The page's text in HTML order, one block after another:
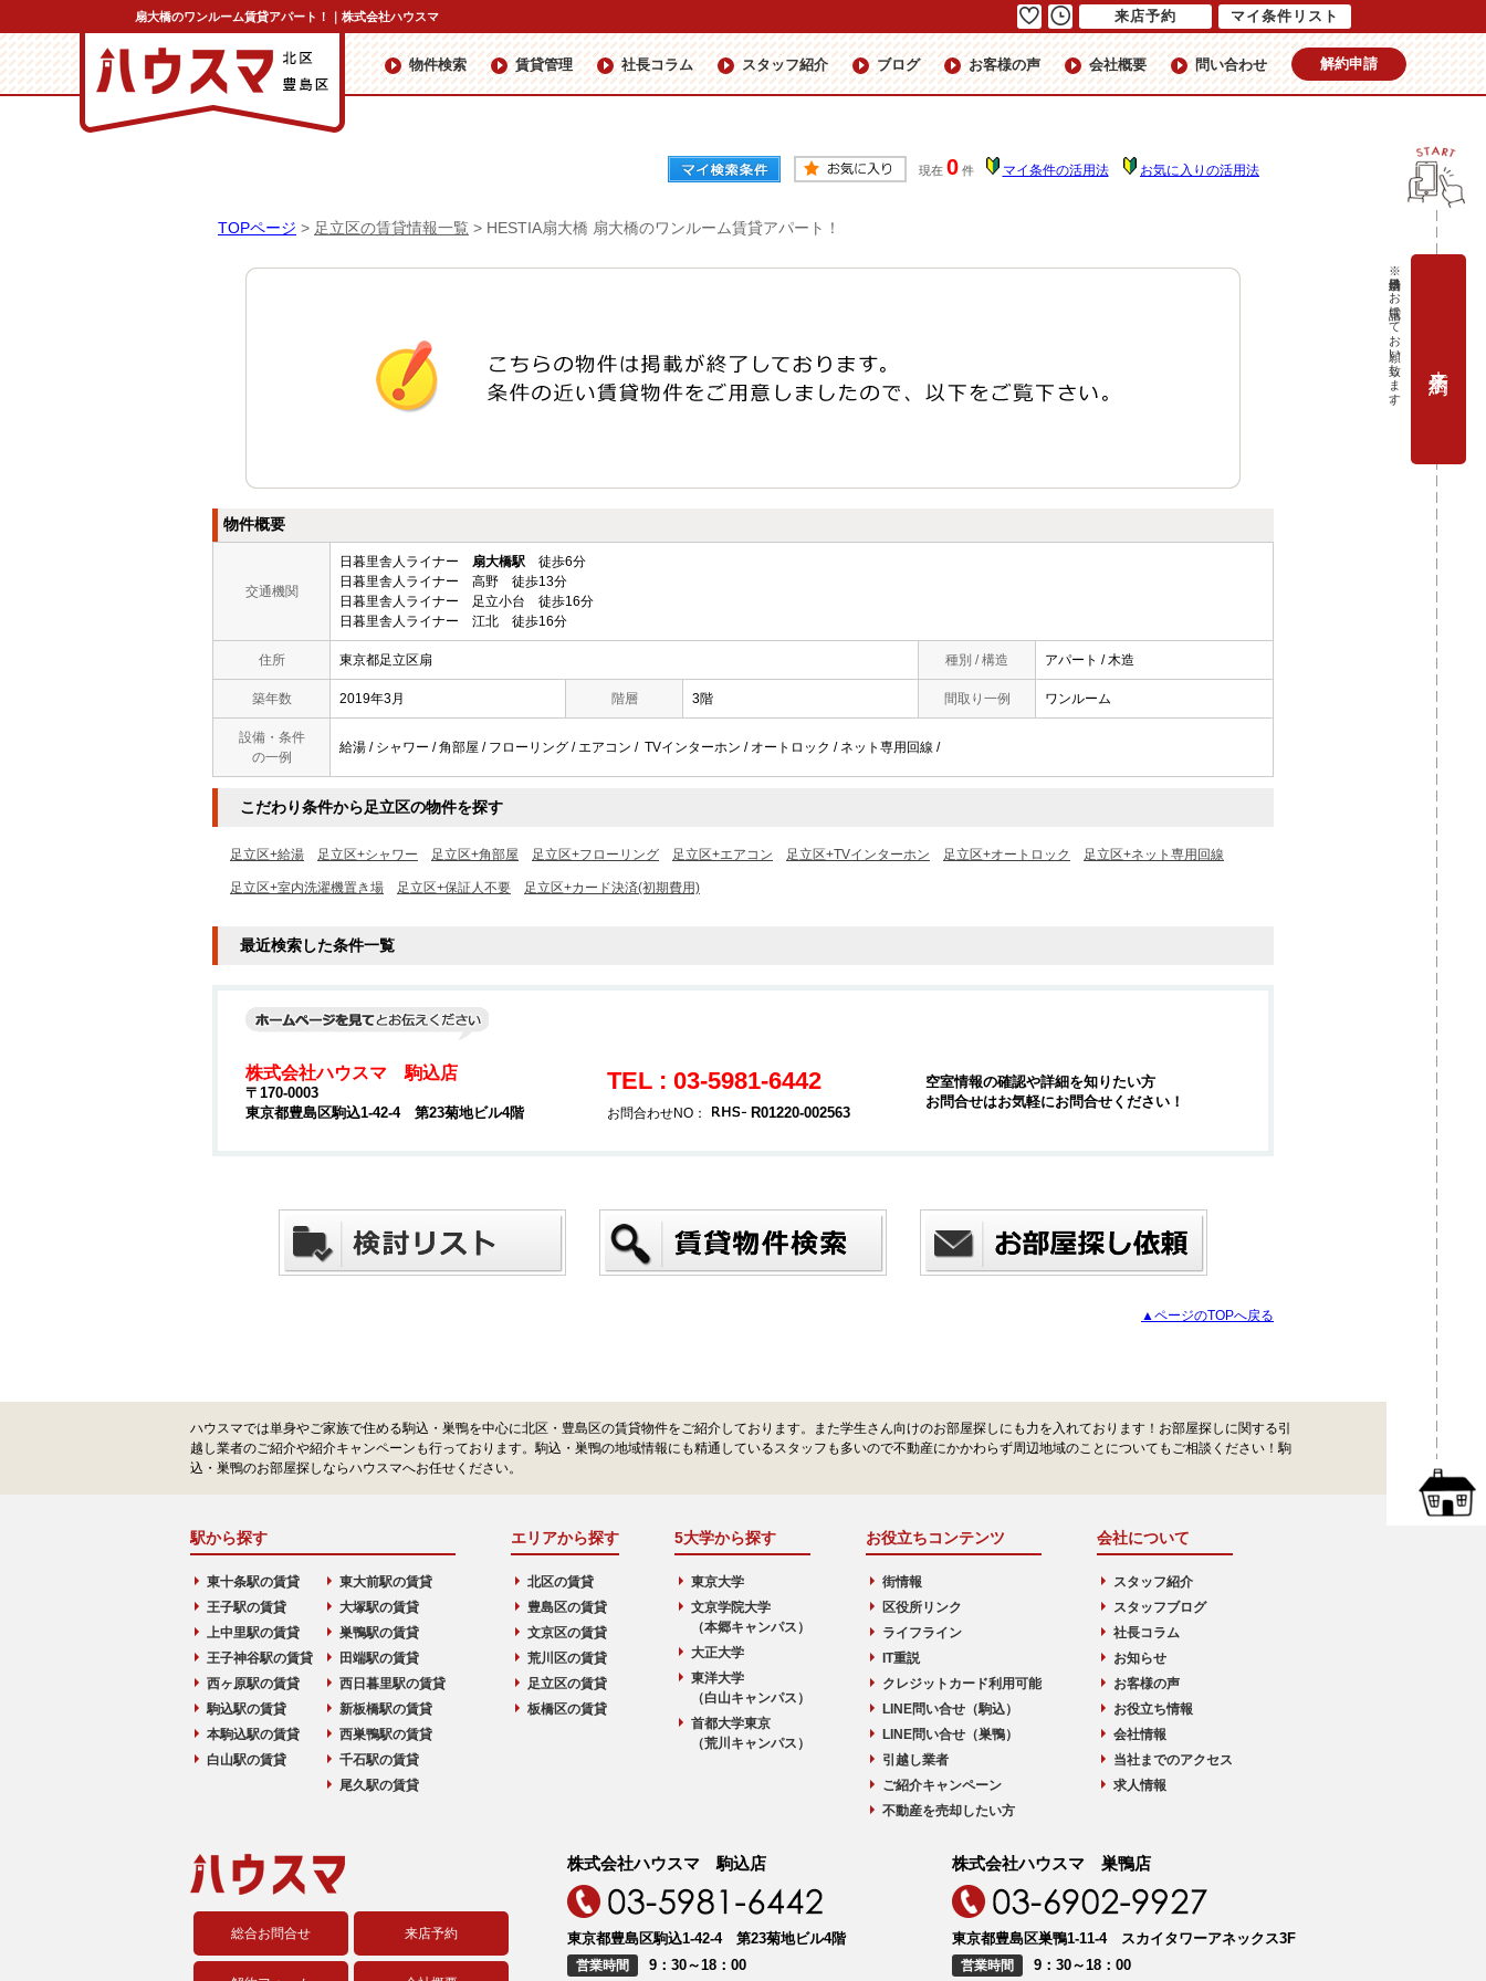
扇大橋のワンルーム賃貸アパート！｜株式会社ハウスマ
物件検索 賃貸管理 社長コラム スタッフ紹介 ブログ お客様の声 会社概要 問い合わせ 解約申請
現在 0 件 マイ条件の活用法 お気に入りの活用法
TOPページ > 足立区の賃貸情報一覧 > HESTIA扇大橋 扇大橋のワンルーム賃貸アパート！
物件概要
交通機関
日暮里舎人ライナー 扇大橋駅 徒歩6分
日暮里舎人ライナー 高野 徒歩13分
日暮里舎人ライナー 足立小台 徒歩16分
日暮里舎人ライナー 江北 徒歩16分
住所 東京都足立区扇 種別 / 構造 アパート / 木造
築年数 2019年3月 階層 3階 間取り一例 ワンルーム
設備・条件
の一例
給湯 / シャワー / 角部屋 / フローリング / エアコン / TVインターホン / オートロック / ネット専用回線 /
こだわり条件から足立区の物件を探す
足立区+給湯 足立区+シャワー 足立区+角部屋 足立区+フローリング 足立区+エアコン 足立区+TVインターホン 足立区+オートロック 足立区+ネット専用回線
足立区+室内洗濯機置き場 足立区+保証人不要 足立区+カード決済(初期費用)
最近検索した条件一覧
株式会社ハウスマ 駒込店
〒170-0003
東京都豊島区駒込1-42-4 第23菊地ビル4階
TEL : 03-5981-6442
お問合わせNO： R01220-002563
空室情報の確認や詳細を知りたい方
お問合せはお気軽にお問合せください！
▲ページのTOPへ戻る
ハウスマでは単身やご家族で住める駒込・巣鴨を中心に北区・豊島区の賃貸物件をご紹介しております。また学生さん向けのお部屋探しにも力を入れております！お部屋探しに関する引
越し業者のご紹介や紹介キャンペーンも行っております。駒込・巣鴨の地域情報にも精通しているスタッフも多いので不動産にかかわらず周辺地域のことについてもご相談ください！駒
込・巣鴨のお部屋探しならハウスマへお任せください。
駅から探す
東十条駅の賃貸
王子駅の賃貸
上中里駅の賃貸
王子神谷駅の賃貸
西ヶ原駅の賃貸
駒込駅の賃貸
本駒込駅の賃貸
白山駅の賃貸
東大前駅の賃貸
大塚駅の賃貸
巣鴨駅の賃貸
田端駅の賃貸
西日暮里駅の賃貸
新板橋駅の賃貸
西巣鴨駅の賃貸
千石駅の賃貸
尾久駅の賃貸
エリアから探す
北区の賃貸
豊島区の賃貸
文京区の賃貸
荒川区の賃貸
足立区の賃貸
板橋区の賃貸
5大学から探す
東京大学
文京学院大学
（本郷キャンパス）
大正大学
東洋大学
（白山キャンパス）
首都大学東京
（荒川キャンパス）
お役立ちコンテンツ
街情報
区役所リンク
ライフライン
IT重説
クレジットカード利用可能
LINE問い合せ（駒込）
LINE問い合せ（巣鴨）
引越し業者
ご紹介キャンペーン
不動産を売却したい方
会社について
スタッフ紹介
スタッフブログ
社長コラム
お知らせ
お客様の声
お役立ち情報
会社情報
当社までのアクセス
求人情報
総合お問合せ 来店予約
株式会社ハウスマ 駒込店
東京都豊島区駒込1-42-4 第23菊地ビル4階
営業時間 9：30～18：00
株式会社ハウスマ 巣鴨店
東京都豊島区巣鴨1-11-4 スカイタワーアネックス3F
営業時間 9：30～18：00
来店予約 マイ条件リスト
※当日予約はお電話にてお願い致します。